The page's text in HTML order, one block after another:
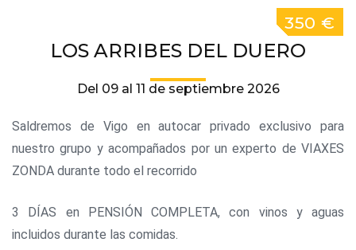
LOS ARRIBES DEL DUERO
Del 09 al 11 de septiembre 2026
350 €
Saldremos de Vigo en autocar privado exclusivo para
nuestro grupo y acompañados por un experto de VIAXES
ZONDA durante todo el recorrido
3 DÍAS en PENSIÓN COMPLETA, con vinos y aguas
incluidos durante las comidas.